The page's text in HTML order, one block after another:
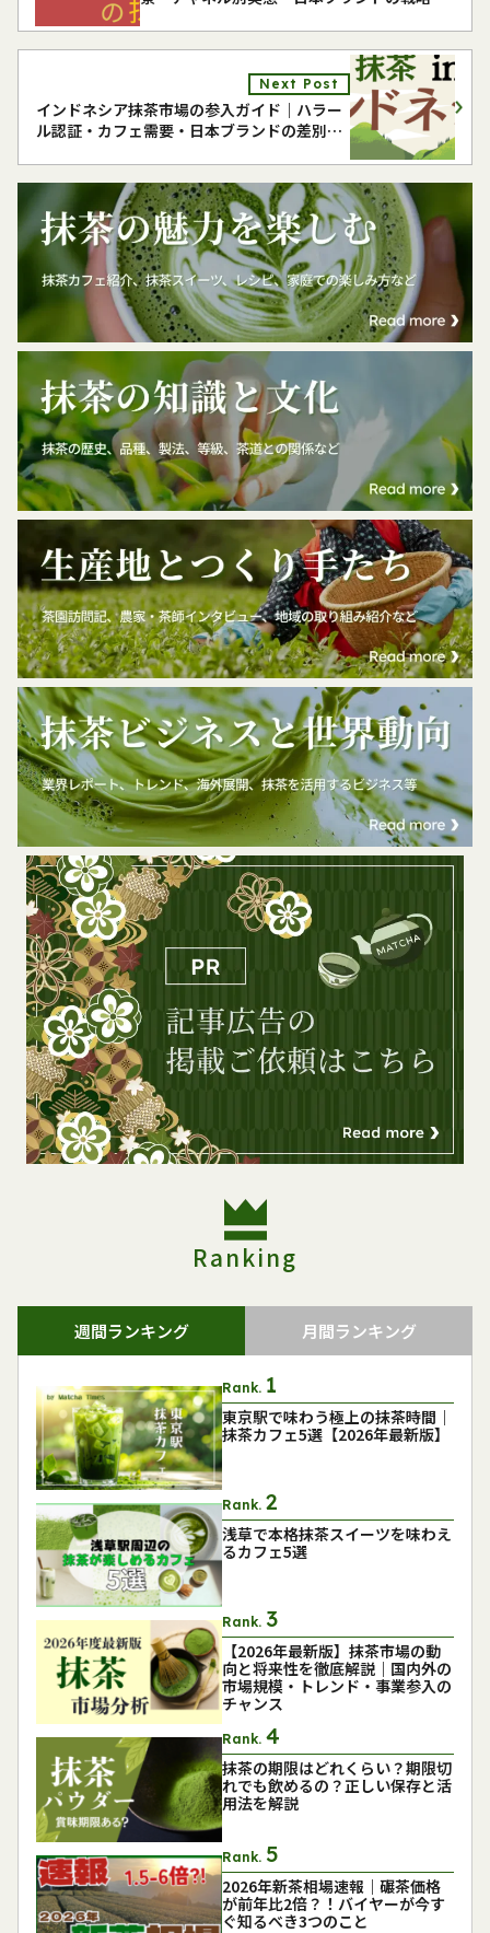
Next Post
インドネシア抹茶市場の参入ガイド｜ハラー
ル認証・カフェ需要・日本ブランドの差別化
Ranking
週間ランキング 月間ランキング
Rank.
東京駅で味わう極上の抹茶時間｜
抹茶カフェ5選【2026年最新版】
Rank.
浅草で本格抹茶スイーツを味わえ
るカフェ5選
Rank.
【2026年最新版】抹茶市場の動
向と将来性を徹底解説｜国内外の
市場規模・トレンド・事業参入の
チャンス
Rank.
抹茶の期限はどれくらい？期限切
れでも飲めるの？正しい保存と活
用法を解説
Rank.
2026年新茶相場速報｜碾茶価格
が前年比2倍？！バイヤーが今す
ぐ知るべき3つのこと